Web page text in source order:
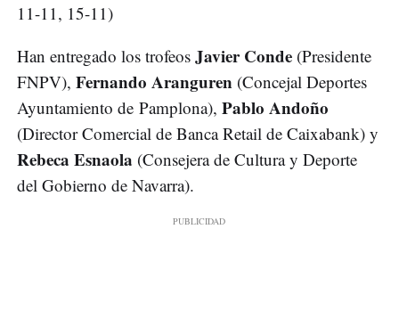
11-11, 15-11)
Han entregado los trofeos Javier Conde (Presidente
FNPV), Fernando Aranguren (Concejal Deportes
Ayuntamiento de Pamplona), Pablo Andoño
(Director Comercial de Banca Retail de Caixabank) y
Rebeca Esnaola (Consejera de Cultura y Deporte
del Gobierno de Navarra).